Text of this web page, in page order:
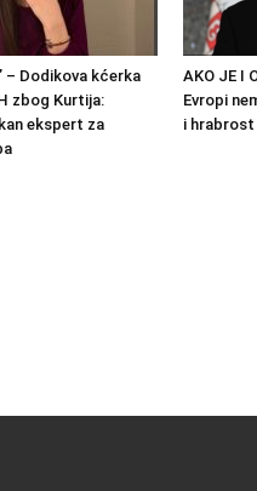
– Dodikova kćerka
zbog Kurtija:
ekspert za
AKO JE I
Evropi
i hrabrost